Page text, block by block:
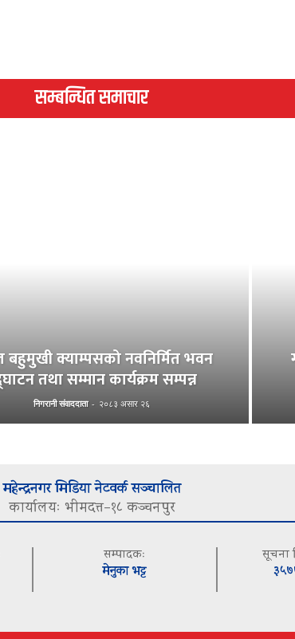
सम्बन्धित समाचार
बहुमुखी क्याम्पसको नवनिर्मित भवन
तथा सम्मान कार्यक्रम सम्पन्न
निगरानी संवाददाता - २०८३ असार २६
महेन्द्रनगर मिडिया नेटवर्क सञ्चालित
कार्यालयः भीमदत्त–१८ कञ्चनपुर
सम्पादकः
मेनुका भट्ट
सूचना